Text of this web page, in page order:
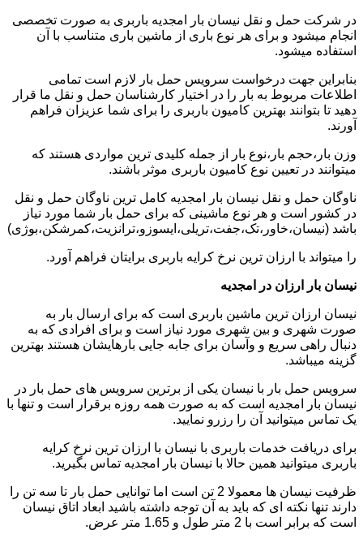
در شرکت حمل و نقل نیسان بار امجدیه باربری به صورت تخصصی
انجام میشود و برای هر نوع باری از ماشین باری متناسب با آن
استفاده میشود.
بنابراین جهت درخواست سرویس حمل بار لازم است تمامی
اطلاعات مربوط به بار را در اختیار کارشناسان حمل و نقل ما قرار
دهید تا بتوانند بهترین کامیون باربری را برای شما عزیزان فراهم
آورند.
وزن بار،حجم بار،نوع بار از جمله کلیدی ترین مواردی هستند که
میتوانند در تعیین نوع کامیون باربری موثر باشند.
ناوگان حمل و نقل نیسان بار امجدیه کامل ترین ناوگان حمل و نقل
در کشور است و هر نوع ماشینی که برای حمل بار شما مورد نیاز
باشد (نیسان،خاور،تک،جفت،تریلی،ایسوزو،ترانزیت،کمرشکن،بوژی)
را میتواند با ارزان ترین نرخ کرایه باربری برایتان فراهم آورد.
نیسان بار ارزان در امجدیه
نیسان ارزان ترین ماشین باربری است که برای ارسال بار به
صورت شهری و بین شهری مورد نیاز است و برای افرادی که به
دنبال راهی سریع و وآسان برای جابه جایی بارهایشان هستند بهترین
گزینه میباشد.
سرویس حمل بار با نیسان یکی از برترین سرویس های حمل بار در
نیسان بار امجدیه است که به صورت همه روزه برقرار است و تنها با
یک تماس میتوانید آن را رزرو نمایید.
برای دریافت خدمات باربری با نیسان با ارزان ترین نرخ کرایه
باربری میتوانید همین حالا با نیسان بار امجدیه تماس بگیرید.
ظرفیت نیسان ها معمولا 2 تن است اما توانایی حمل بار تا سه تن را
دارند تنها نکته ای که باید به آن توجه داشته باشید ابعاد اتاق نیسان
است که برابر است با 2 متر طول و 1.65 متر عرض.